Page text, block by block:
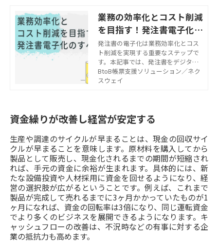
業務の効率化とコスト削減
を目指す！発注書電子化の
すべて
発注書の電子化は業務効率化とコス
ト削減を実現する重要なステップで
す。本記事では、発注書をデジタル
化する方法やメリット、導入時に気
を付けるべきポイントを詳しく解説
BtoB帳票支援ソリューション／ネク
スウェイ
資金繰りが改善し経営が安定する
生産や調達のサイクルが早まることは、現金の回収サイ
クルが早まることを意味します。原材料を購入してから
製品として販売し、現金化されるまでの期間が短縮され
れば、手元の資金に余裕が生まれます。具体的には、新
たな設備投資や人材採用に資金を回せるようになり、経
営の選択肢が広がるということです。例えば、これまで
製品が完成して売れるまでに3ヶ月かかっていたものが1
ヶ月になれば、資金の回転率は3倍になり、同じ運転資金
でより多くのビジネスを展開できるようになります。キ
ャッシュフローの改善は、不況時などの有事に対する企
業の抵抗力も高めます。